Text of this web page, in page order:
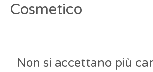
Cosmetico
Non si accettano più